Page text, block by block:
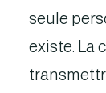
seule
existe. La